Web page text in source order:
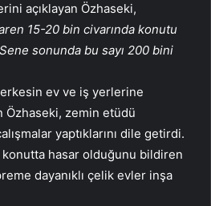
açıklayan Özhaseki,
15-20 bin civarında konutu
sonunda bu sayı 200 bini
ev ve iş yerlerine
Özhaseki, zemin etüdü
yaptıklarını dile getirdi.
konutta hasar olduğunu bildiren
dayanıklı çelik evler inşa